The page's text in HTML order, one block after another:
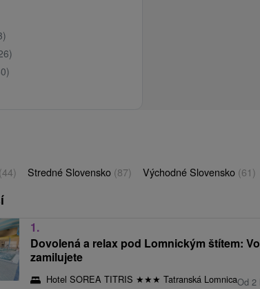
(44) Stredné Slovensko (87) Východné Slovensko (61)
1.
Dovolená a relax pod Lomnickým štítem:
zamilujete
Hotel SOREA TITRIS ★★★ Tatranská LomnicaOd 2